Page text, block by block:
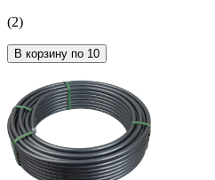
(2)
В корзину по 10